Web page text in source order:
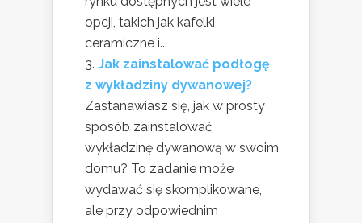
opcji, takich jak kafelki
ceramiczne i...
Jak zainstalować podłogę
z wykładziny dywanowej?
Zastanawiasz się, jak w prosty
sposób zainstalować
wykładzinę dywanową w swoim
domu? To zadanie może
wydawać się skomplikowane,
ale przy odpowiednim